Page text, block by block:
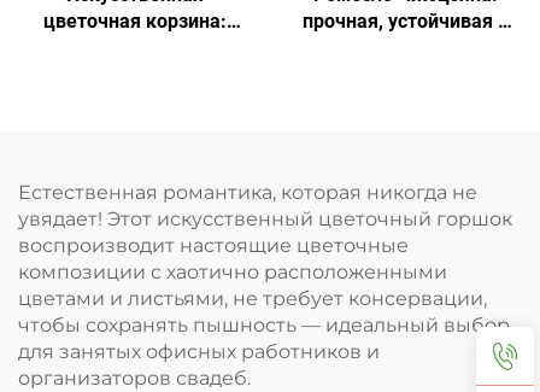
цветочная корзина:
прочная, устойчивая к
Естественная романтика, которая никогда не
увядает! Этот искусственный цветочный горшок
воспроизводит настоящие цветочные
композиции с хаотично расположенными
цветами и листьями, не требует консервации,
чтобы сохранять пышность — идеальный выбор
для занятых офисных работников и
организаторов свадеб.